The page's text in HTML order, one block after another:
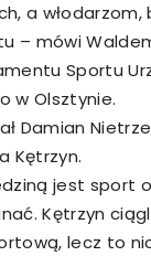
a włodarzom,
– mówi
Sportu
w Olsztynie.
Damian
Kętrzyn.
jest sport
Kętrzyn
lecz to